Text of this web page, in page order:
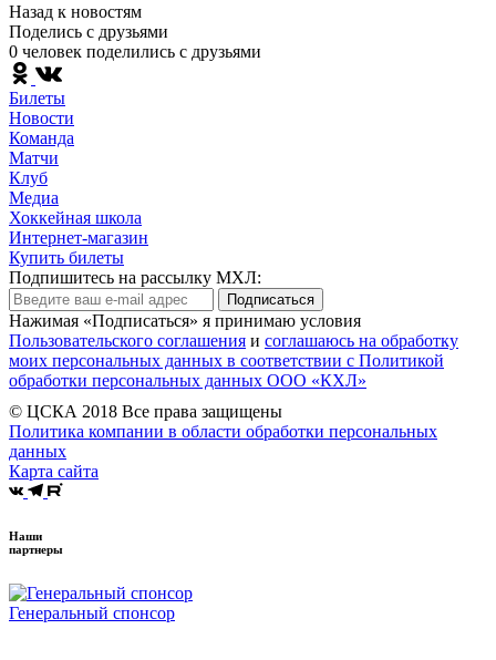
Назад к новостям
Поделись c друзьями
0 человек поделились c друзьями
Билеты
Новости
Команда
Матчи
Клуб
Медиа
Хоккейная школа
Интернет-магазин
Купить билеты
Подпишитесь на рассылку МХЛ:
Подписаться
Нажимая «Подписаться» я принимаю условия
Пользовательского соглашения и соглашаюсь на обработку
моих персональных данных в соответствии с Политикой
обработки персональных данных ООО «КХЛ»
© ЦСКА 2018 Все права защищены
Политика компании в области обработки персональных
данных
Карта сайта
Наши
партнеры
Генеральный спонсор